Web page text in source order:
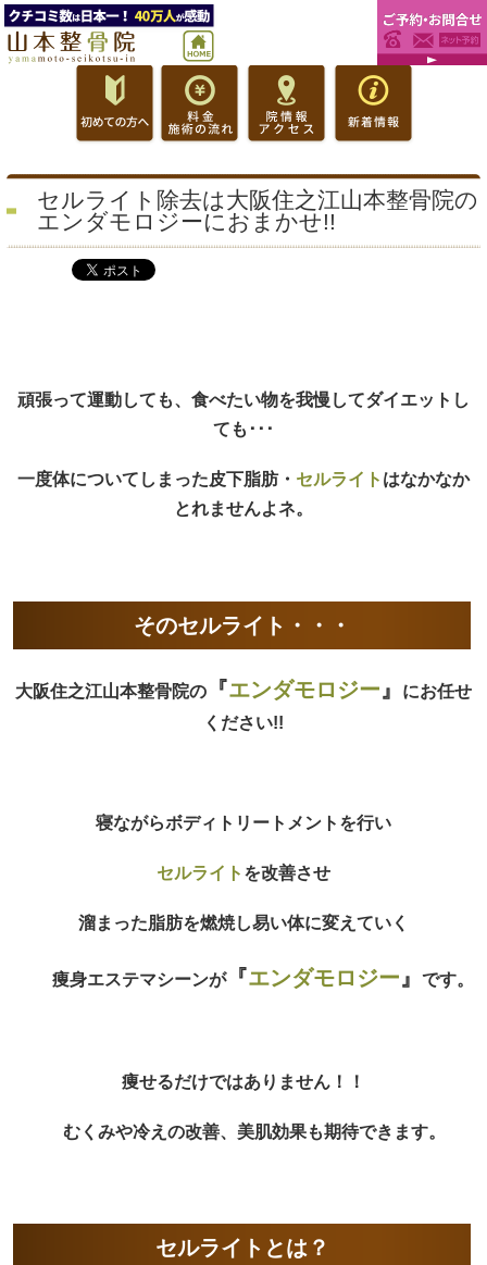
セルライト除去は大阪住之江山本整骨院の
エンダモロジーにおまかせ!!
頑張って運動しても、食べたい物を我慢してダイエットし
ても･･･
一度体についてしまった皮下脂肪・ セルライト はなかなか
とれませんよネ。
そのセルライト・・・
大阪住之江山本整骨院の 『エンダモロジー』
にお任せ
ください!!
寝ながらボディトリートメントを行い
セルライト を改善させ
溜まった脂肪を燃焼し易い体に変えていく
痩身エステマシーンが『エンダモロジー』 です。
痩せるだけではありません！！
むくみや冷えの改善、美肌効果も期待できます。
セルライトとは？